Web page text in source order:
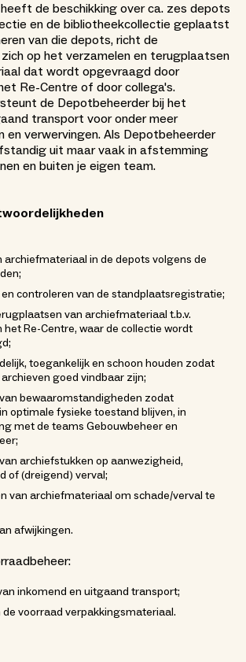
de beschikking over ca. zes depots
en de bibliotheekcollectie geplaatst
van die depots, richt de
op het verzamelen en terugplaatsen
dat wordt opgevraagd door
Re-Centre of door collega's.
de Depotbeheerder bij het
transport voor onder meer
en verwervingen. Als Depotbeheerder
uit maar vaak in afstemming
en buiten je eigen team.
archiefmateriaal in de depots volgens de
controleren van de standplaatsregistratie;
van archiefmateriaal t.b.v.
het Re-Centre, waar de collectie wordt
toegankelijk en schoon houden zodat
goed vindbaar zijn;
bewaaromstandigheden zodat
optimale fysieke toestand blijven, in
met de teams Gebouwbeheer en
archiefstukken op aanwezigheid,
of (dreigend) verval;
van archiefmateriaal om schade/verval te
afwijkingen.
inkomend en uitgaand transport;
de voorraad verpakkingsmateriaal.